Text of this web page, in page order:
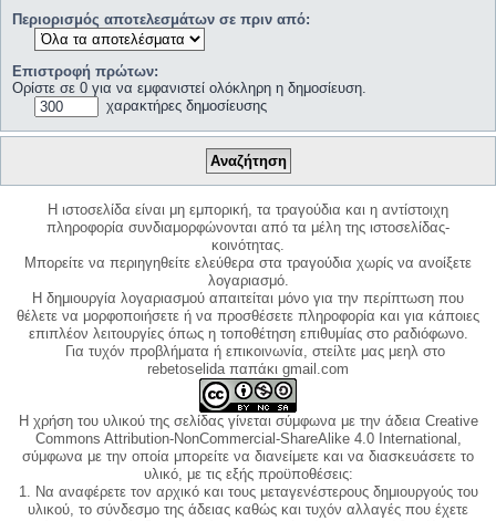
Περιορισμός αποτελεσμάτων σε πριν από:
Επιστροφή πρώτων:
Ορίστε σε 0 για να εμφανιστεί ολόκληρη η δημοσίευση.
χαρακτήρες δημοσίευσης
Η ιστοσελίδα είναι μη εμπορική, τα τραγούδια και η αντίστοιχη
πληροφορία συνδιαμορφώνονται από τα μέλη της ιστοσελίδας-
κοινότητας.
Μπορείτε να περιηγηθείτε ελεύθερα στα τραγούδια χωρίς να ανοίξετε
λογαριασμό.
Η δημιουργία λογαριασμού απαιτείται μόνο για την περίπτωση που
θέλετε να μορφοποιήσετε ή να προσθέσετε πληροφορία και για κάποιες
επιπλέον λειτουργίες όπως η τοποθέτηση επιθυμίας στο ραδιόφωνο.
Για τυχόν προβλήματα ή επικοινωνία, στείλτε μας μεηλ στο
rebetoselida παπάκι gmail.com
Η χρήση του υλικού της σελίδας γίνεται σύμφωνα με την άδεια Creative
Commons Attribution-NonCommercial-ShareAlike 4.0 International,
σύμφωνα με την οποία μπορείτε να διανείμετε και να διασκευάσετε το
υλικό, με τις εξής προϋποθέσεις:
1. Να αναφέρετε τον αρχικό και τους μεταγενέστερους δημιουργούς του
υλικού, το σύνδεσμο της άδειας καθώς και τυχόν αλλαγές που έχετε